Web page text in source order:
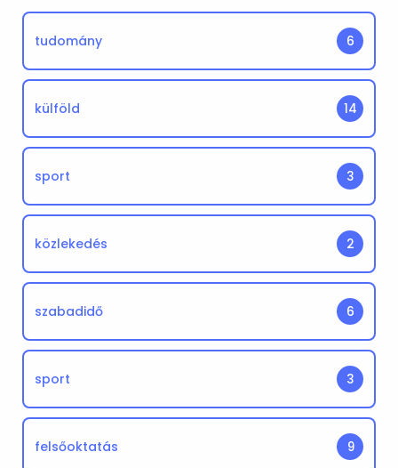
tudomány 6
külföld 14
sport 3
közlekedés 2
szabadidő 6
sport 3
felsőoktatás 9